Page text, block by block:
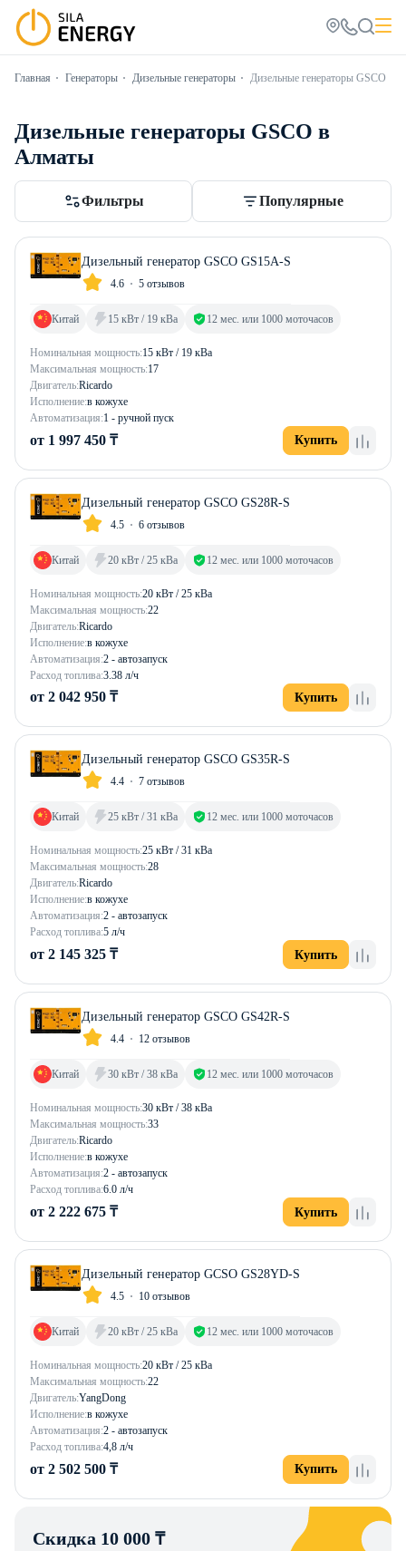
Главная Генераторы Дизельные генераторы Дизельные генераторы GSCO
Дизельные генераторы GSCO в
Алматы
Фильтры Популярные
Дизельный генератор GSCO GS15A-S
4.6 5 отзывов
Номинальная мощность:15 кВт / 19 кВа
Максимальная мощность:17
Двигатель:Ricardo
Исполнение:в кожухе
Автоматизация:1 - ручной пуск
Китай 15 кВт / 19 кВа 12 мес. или 1000 моточасов
от 1 997 450 ₸ Купить
Дизельный генератор GSCO GS28R-S
4.5 6 отзывов
Номинальная мощность:20 кВт / 25 кВа
Максимальная мощность:22
Двигатель:Ricardo
Исполнение:в кожухе
Автоматизация:2 - автозапуск
Расход топлива:3.38 л/ч
Китай 20 кВт / 25 кВа 12 мес. или 1000 моточасов
от 2 042 950 ₸ Купить
Дизельный генератор GSCO GS35R-S
4.4 7 отзывов
Номинальная мощность:25 кВт / 31 кВа
Максимальная мощность:28
Двигатель:Ricardo
Исполнение:в кожухе
Автоматизация:2 - автозапуск
Расход топлива:5 л/ч
Китай 25 кВт / 31 кВа 12 мес. или 1000 моточасов
от 2 145 325 ₸ Купить
Дизельный генератор GSCO GS42R-S
4.4 12 отзывов
Номинальная мощность:30 кВт / 38 кВа
Максимальная мощность:33
Двигатель:Ricardo
Исполнение:в кожухе
Автоматизация:2 - автозапуск
Расход топлива:6.0 л/ч
Китай 30 кВт / 38 кВа 12 мес. или 1000 моточасов
от 2 222 675 ₸ Купить
Дизельный генератор GCSO GS28YD-S
4.5 10 отзывов
Номинальная мощность:20 кВт / 25 кВа
Максимальная мощность:22
Двигатель:YangDong
Исполнение:в кожухе
Автоматизация:2 - автозапуск
Расход топлива:4,8 л/ч
Китай 20 кВт / 25 кВа 12 мес. или 1000 моточасов
от 2 502 500 ₸ Купить
Скидка 10 000 ₸